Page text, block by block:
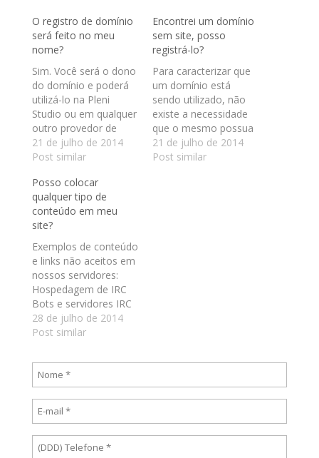
O registro de domínio
será feito no meu
nome?
Sim. Você será o dono
do domínio e poderá
utilizá-lo na Pleni
Studio ou em qualquer
outro provedor de
hospedagem.
21 de julho de 2014
Post similar
Encontrei um domínio
sem site, posso
registrá-lo?
Para caracterizar que
um domínio está
sendo utilizado, não
existe a necessidade
que o mesmo possua
páginas. Um domínio
pode ser registrado
21 de julho de 2014
Post similar
Posso colocar
qualquer tipo de
conteúdo em meu
site?
Exemplos de conteúdo
e links não aceitos em
nossos servidores:
Hospedagem de IRC
Bots e servidores IRC
Distribuição de
conteúdo musical
(arquivos Mp3, Wav,
ra, ram e outros)
Distribuição de
material obsceno e
pornográfico.
material com apologia
28 de julho de 2014
Post similar